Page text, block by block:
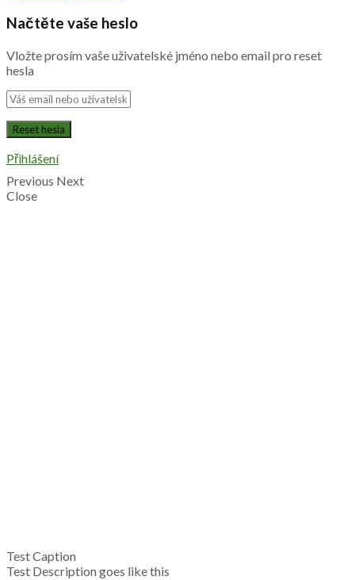
Načtěte vaše heslo
Vložte prosím vaše uživatelské jméno nebo email pro reset
hesla
Přihlášení
Previous Next
Close
Test Caption
Test Description goes like this